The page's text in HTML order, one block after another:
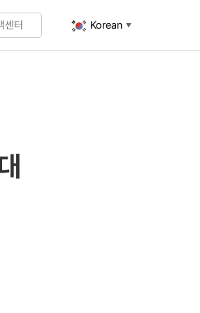
센터 Korean ▼